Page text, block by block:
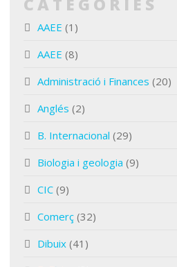
AAEE (1)
AAEE (8)
Administració i Finances (20)
Anglés (2)
B. Internacional (29)
Biologia i geologia (9)
CIC (9)
Comerç (32)
Dibuix (41)